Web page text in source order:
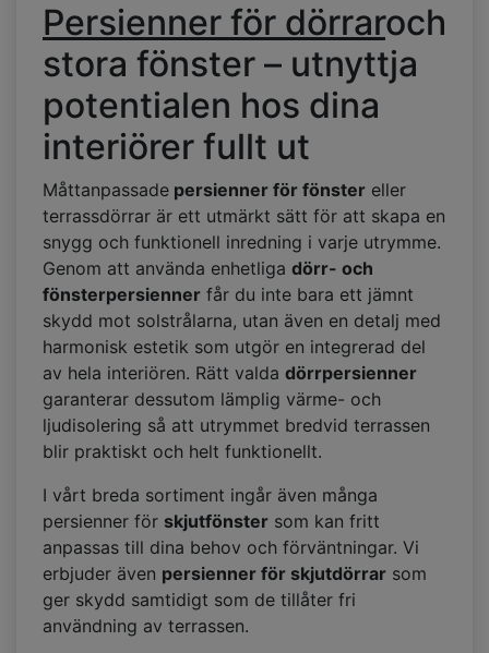
Persienner för dörraroch
stora fönster – utnyttja
potentialen hos dina
interiörer fullt ut
Måttanpassade persienner för fönster eller
terrassdörrar är ett utmärkt sätt för att skapa en
snygg och funktionell inredning i varje utrymme.
Genom att använda enhetliga dörr- och
fönsterpersienner får du inte bara ett jämnt
skydd mot solstrålarna, utan även en detalj med
harmonisk estetik som utgör en integrerad del
av hela interiören. Rätt valda dörrpersienner
garanterar dessutom lämplig värme- och
ljudisolering så att utrymmet bredvid terrassen
blir praktiskt och helt funktionellt.
I vårt breda sortiment ingår även många
persienner för skjutfönster som kan fritt
anpassas till dina behov och förväntningar. Vi
erbjuder även persienner för skjutdörrar som
ger skydd samtidigt som de tillåter fri
användning av terrassen.